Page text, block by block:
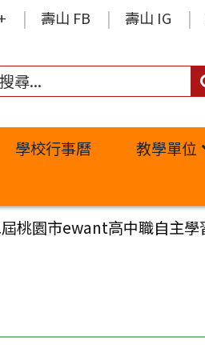
壽山 FB 壽山 IG
學校行事曆 教學單位
桃園市ewant高中職自主